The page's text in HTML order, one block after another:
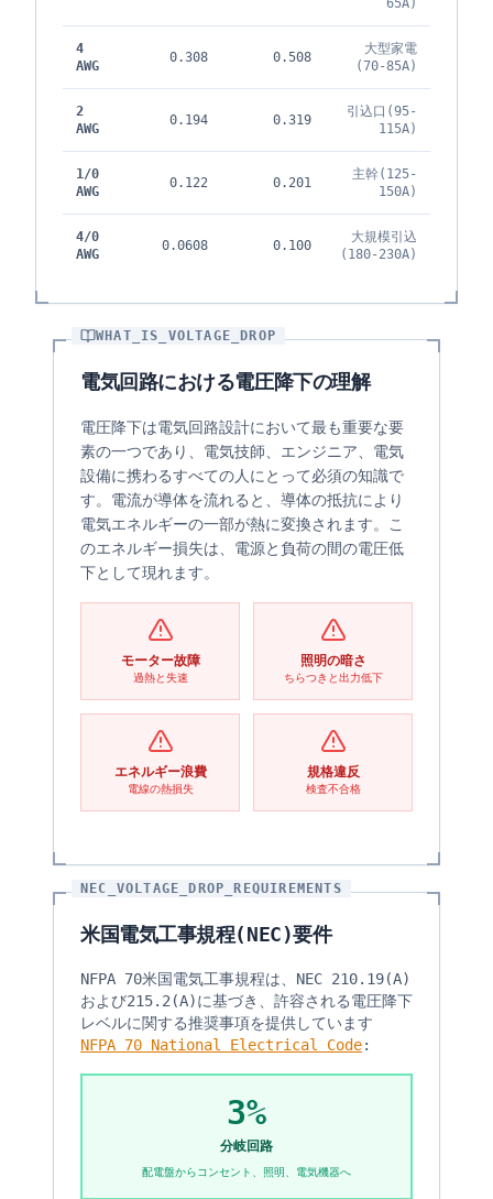
65A)
4
AWG
0.308 0.508
大型家電
(70-85A)
2
AWG
0.194 0.319
引込口(95-
115A)
1/0
AWG
0.122 0.201
主幹(125-
150A)
4/0
AWG
0.0608 0.100
大規模引込
(180-230A)
WHAT_IS_VOLTAGE_DROP
電気回路における電圧降下の理解
電圧降下は電気回路設計において最も重要な要
素の一つであり、電気技師、エンジニア、電気
設備に携わるすべての人にとって必須の知識で
す。電流が導体を流れると、導体の抵抗により
電気エネルギーの一部が熱に変換されます。こ
のエネルギー損失は、電源と負荷の間の電圧低
下として現れます。
モーター故障
過熱と失速
照明の暗さ
ちらつきと出力低下
エネルギー浪費
電線の熱損失
規格違反
検査不合格
NEC_VOLTAGE_DROP_REQUIREMENTS
米国電気工事規程(NEC)要件
NFPA 70米国電気工事規程は、NEC 210.19(A)
および215.2(A)に基づき、許容される電圧降下
レベルに関する推奨事項を提供しています
NFPA 70 National Electrical Code:
3%
分岐回路
配電盤からコンセント、照明、電気機器へ